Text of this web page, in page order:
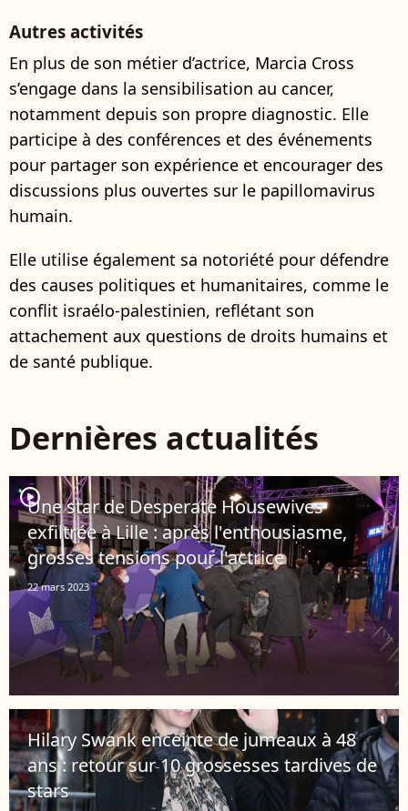
Autres activités
En plus de son métier d’actrice, Marcia Cross
s’engage dans la sensibilisation au cancer,
notamment depuis son propre diagnostic. Elle
participe à des conférences et des événements
pour partager son expérience et encourager des
discussions plus ouvertes sur le papillomavirus
humain.
Elle utilise également sa notoriété pour défendre
des causes politiques et humanitaires, comme le
conflit israélo-palestinien, reflétant son
attachement aux questions de droits humains et
de santé publique.
Dernières actualités
player2Une star de Desperate Housewives
exfiltrée à Lille : après l'enthousiasme,
grosses tensions pour l'actrice
22 mars 2023
Hilary Swank enceinte de jumeaux à 48
ans : retour sur 10 grossesses tardives de
stars